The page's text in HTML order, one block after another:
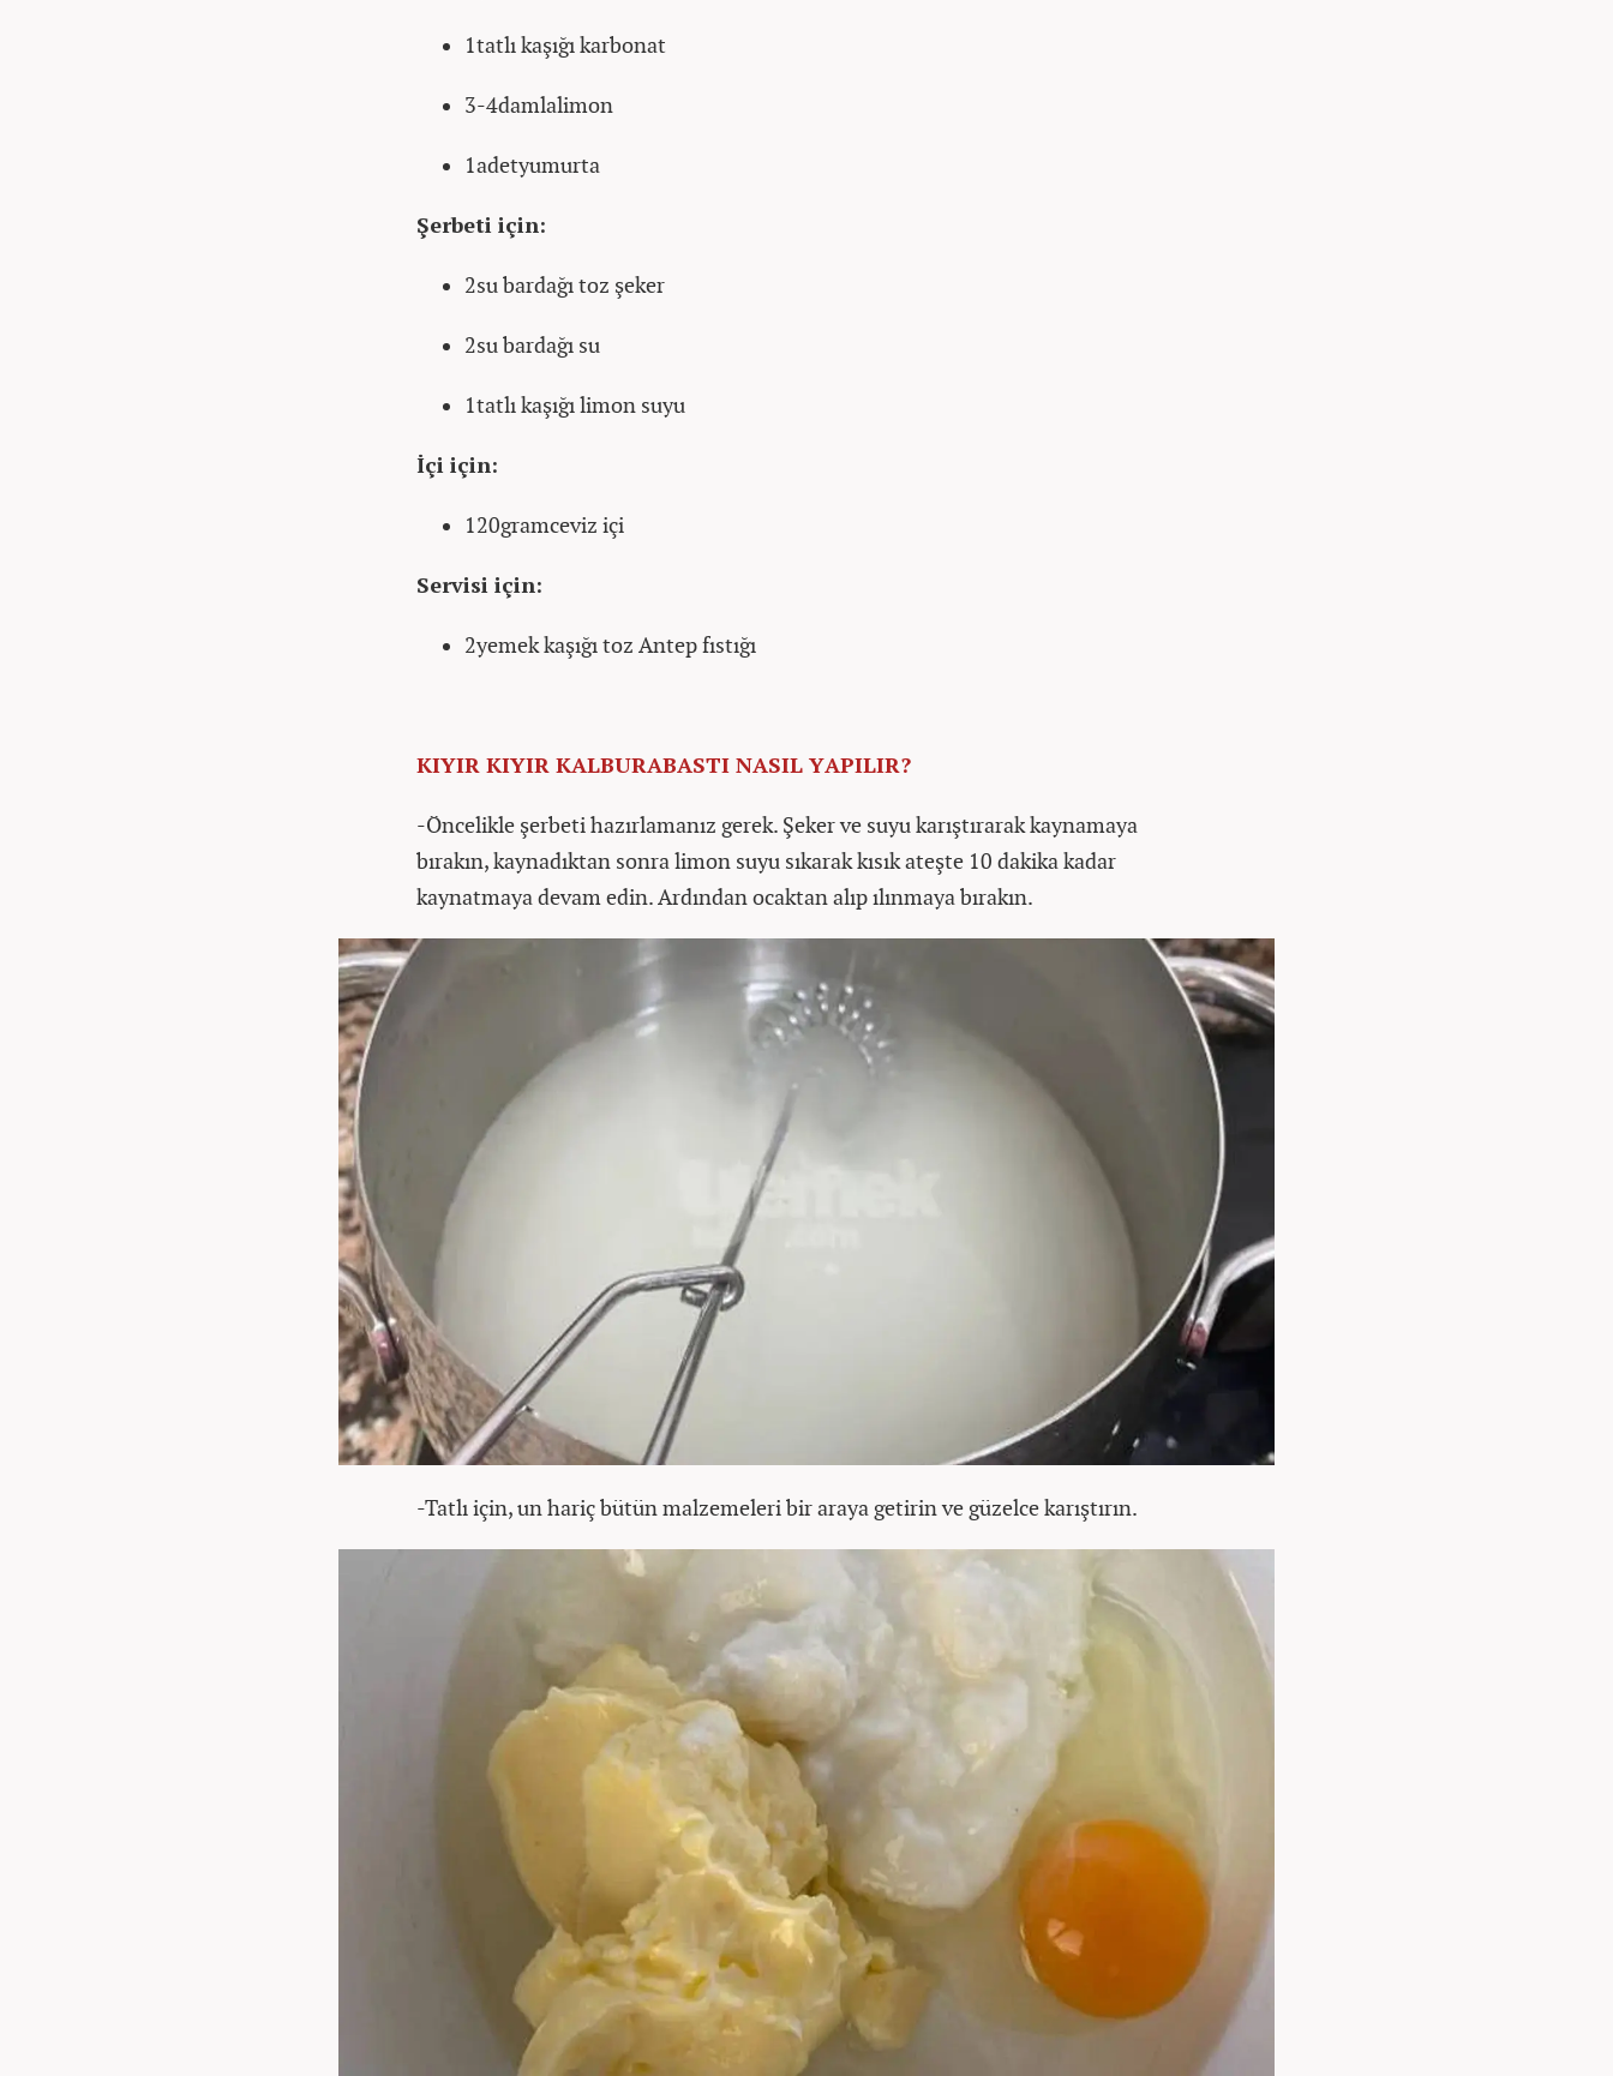
1tatlı kaşığı karbonat
3-4damlalimon
1adetyumurta
Şerbeti için:
2su bardağı toz şeker
2su bardağı su
1tatlı kaşığı limon suyu
İçi için:
120gramceviz içi
Servisi için:
2yemek kaşığı toz Antep fıstığı
KIYIR KIYIR KALBURABASTI NASIL YAPILIR?
-Öncelikle şerbeti hazırlamanız gerek. Şeker ve suyu karıştırarak kaynamaya
bırakın, kaynadıktan sonra limon suyu sıkarak kısık ateşte 10 dakika kadar
kaynatmaya devam edin. Ardından ocaktan alıp ılınmaya bırakın.
-Tatlı için, un hariç bütün malzemeleri bir araya getirin ve güzelce karıştırın.